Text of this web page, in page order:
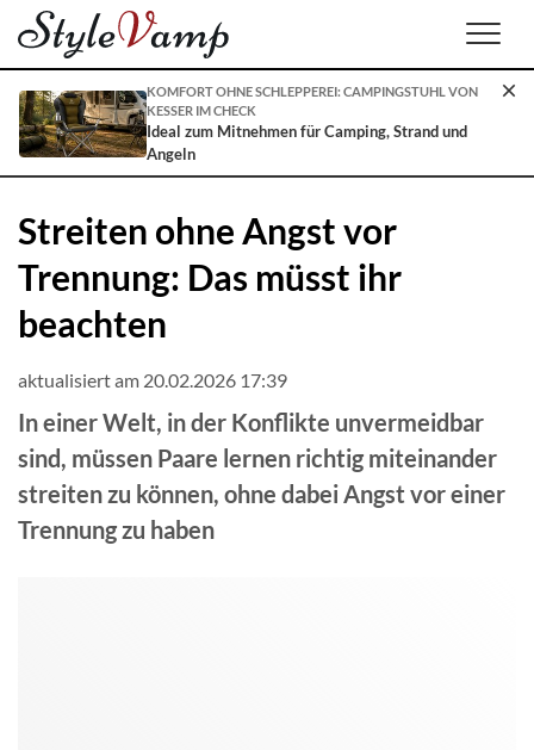
KOMFORT OHNE SCHLEPPEREI: CAMPINGSTUHL VON
KESSER IM CHECK
Ideal zum Mitnehmen für Camping, Strand und
Angeln
Streiten ohne Angst vor
Trennung: Das müsst ihr
beachten
aktualisiert am 20.02.2026 17:39
In einer Welt, in der Konflikte unvermeidbar
sind, müssen Paare lernen richtig miteinander
streiten zu können, ohne dabei Angst vor einer
Trennung zu haben